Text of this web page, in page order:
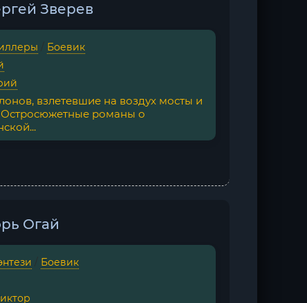
Зверев
Боевик
взлетевшие на воздух мосты и
романы о
Огай
Боевик